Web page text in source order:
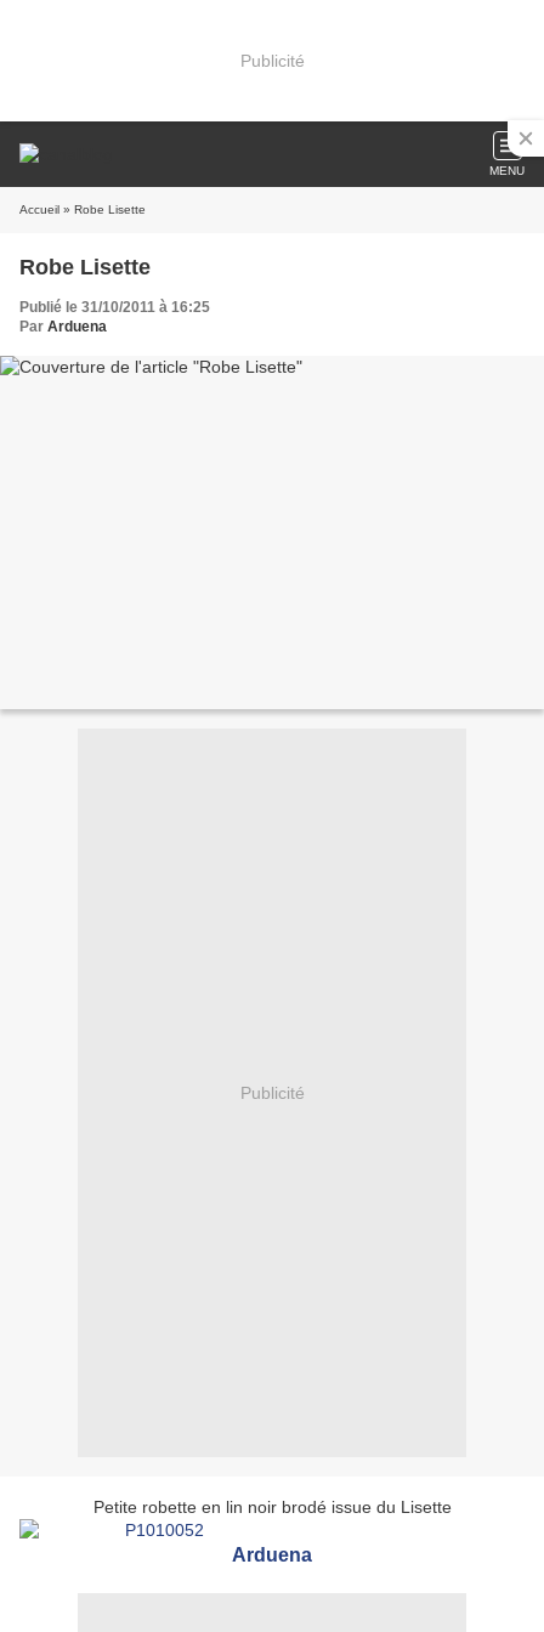
Publicité
MENU
Accueil » Robe Lisette
Robe Lisette
Publié le 31/10/2011 à 16:25
Par Arduena
Publicité
Petite robette en lin noir brodé issue du Lisette
Arduena